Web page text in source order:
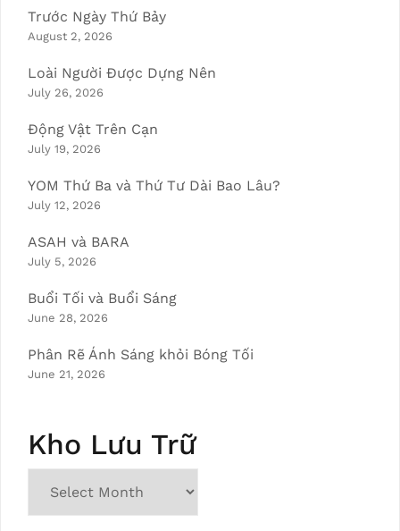
Trước Ngày Thứ Bảy
August 2, 2026
Loài Người Được Dựng Nên
July 26, 2026
Động Vật Trên Cạn
July 19, 2026
YOM Thứ Ba và Thứ Tư Dài Bao Lâu?
July 12, 2026
ASAH và BARA
July 5, 2026
Buổi Tối và Buổi Sáng
June 28, 2026
Phân Rẽ Ánh Sáng khỏi Bóng Tối
June 21, 2026
Kho Lưu Trữ